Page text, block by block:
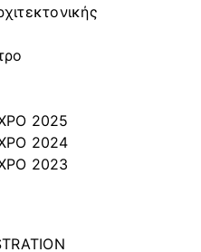
2025
2024
2023